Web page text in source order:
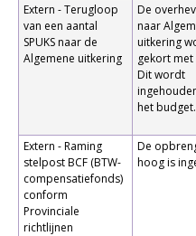
Extern - Terugloop
van een aantal
SPUKS naar de
Algemene uitkering
De
naar
uitkering
gekort met
Dit wordt
het budget.
Extern - Raming
stelpost BCF (BTW-
compensatiefonds)
conform
Provinciale
richtlijnen
De
hoog is